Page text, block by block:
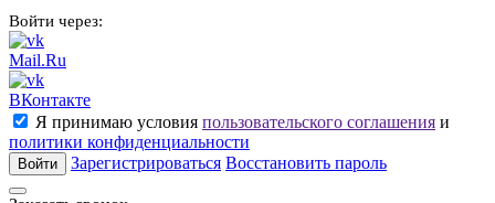
Войти через:
Mail.Ru
ВКонтакте
Я принимаю условия пользовательского соглашения и
политики конфиденциальности
Войти Зарегистрироваться Восстановить пароль